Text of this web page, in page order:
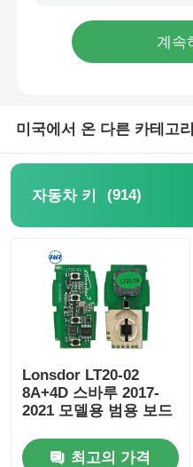
미국에서 온 다른 카테고리
자동차 키 (914)
Lonsdor LT20-02
8A+4D 스바루 2017-
2021 모델용 범용 보드
최고의 가격